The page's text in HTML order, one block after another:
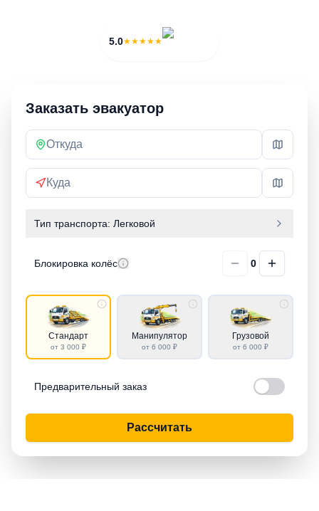
5.0★★★★★
Заказать эвакуатор
Тип транспорта: Легковой
Блокировка колёс 0
Стандарт
от 3 000 ₽
Манипулятор
от 6 000 ₽
Грузовой
от 6 000 ₽
Предварительный заказ
Рассчитать